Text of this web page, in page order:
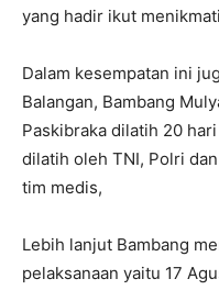
yang hadir ikut
Dalam kesempatan ini
Balangan, Bambang
Paskibraka dilatih 20
dilatih oleh TNI, Polri
tim medis,
Lebih lanjut Bambang
pelaksanaan yaitu 17